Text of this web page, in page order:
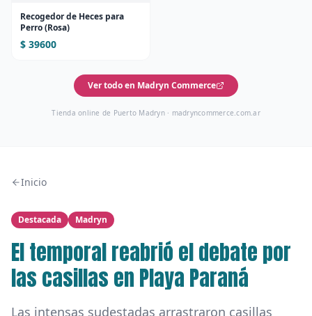
Recogedor de Heces para
Perro (Rosa)
$ 39600
Ver todo en Madryn Commerce
Tienda online de Puerto Madryn · madryncommerce.com.ar
Inicio
Destacada Madryn
El temporal reabrió el debate por
las casillas en Playa Paraná
Las intensas sudestadas arrastraron casillas